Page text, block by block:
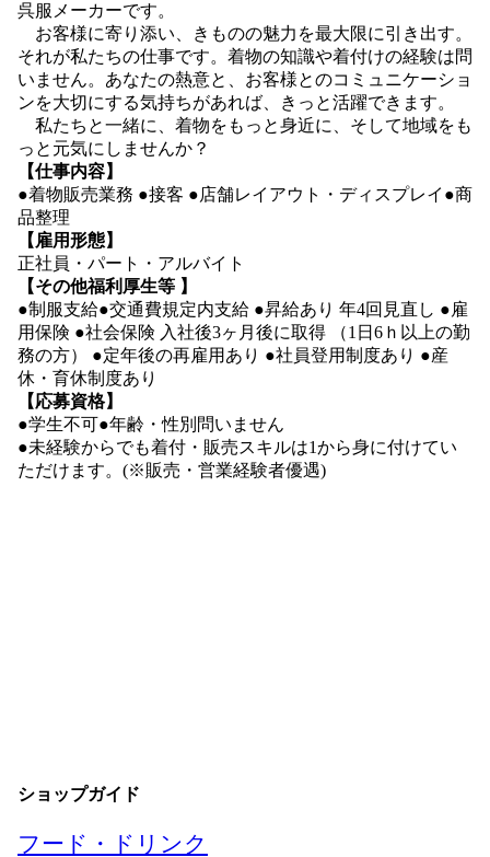
呉服メーカーです。
お客様に寄り添い、きものの魅力を最大限に引き出す。
それが私たちの仕事です。着物の知識や着付けの経験は問
いません。あなたの熱意と、お客様とのコミュニケーショ
ンを大切にする気持ちがあれば、きっと活躍できます。
私たちと一緒に、着物をもっと身近に、そして地域をも
っと元気にしませんか？
【仕事内容】
●着物販売業務 ●接客 ●店舗レイアウト・ディスプレイ●商
品整理
【雇用形態】
正社員・パート・アルバイト
【その他福利厚生等 】
●制服支給●交通費規定内支給 ●昇給あり 年4回見直し ●雇
用保険 ●社会保険 入社後3ヶ月後に取得 （1日6ｈ以上の勤
務の方） ●定年後の再雇用あり ●社員登用制度あり ●産
休・育休制度あり
【応募資格】
●学生不可●年齢・性別問いません
●未経験からでも着付・販売スキルは1から身に付けてい
ただけます。(※販売・営業経験者優遇)
ショップガイド
フード・ドリンク